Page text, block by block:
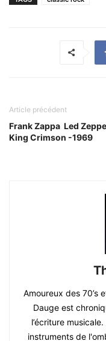
Article précédent
Frank Zappa Led
King Crimson -1969
Amoureux des 70’s
Dauge est
l’écriture
instruments de